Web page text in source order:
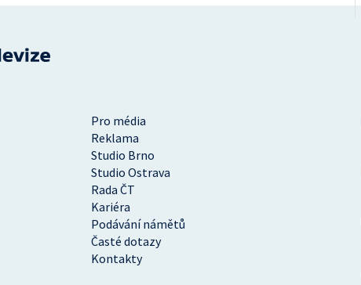
Pro média
Reklama
Studio Brno
Studio Ostrava
Rada ČT
Kariéra
Podávání námětů
Časté dotazy
Kontakty